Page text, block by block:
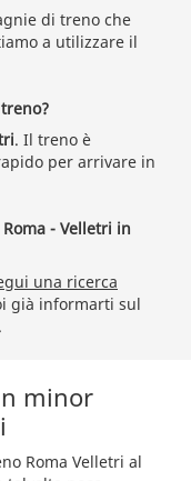
di treno che
a utilizzare il
. Il treno è
per arrivare in
- Velletri in
una ricerca
già informarti sul
.
minor
Roma Velletri al